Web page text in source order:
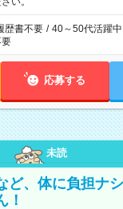
歴書不要 / 40～50代活躍中
要
応募する
未読
ど、体に負担ナ
！